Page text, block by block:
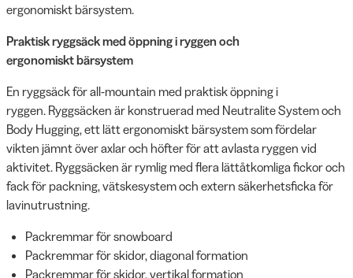
ergonomiskt bärsystem.
Praktisk ryggsäck med öppning i ryggen och
ergonomiskt bärsystem
En ryggsäck för all-mountain med praktisk öppning i
ryggen. Ryggsäcken är konstruerad med Neutralite System och
Body Hugging, ett lätt ergonomiskt bärsystem som fördelar
vikten jämnt över axlar och höfter för att avlasta ryggen vid
aktivitet. Ryggsäcken är rymlig med flera lättåtkomliga fickor och
fack för packning, vätskesystem och extern säkerhetsficka för
lavinutrustning.
Packremmar för snowboard
Packremmar för skidor, diagonal formation
Packremmar för skidor, vertikal formation